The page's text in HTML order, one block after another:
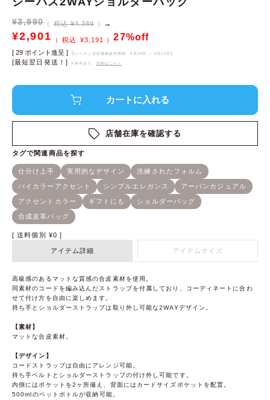
¥3,990 税込 ¥4,389 →
¥2,901 ¥3,191 27%off
[ 29 ポイント進呈 ] 【シーズン当初価格販売期間3月24日 ～ 6月22日 】
[最短翌日発送！] ※条件あり、 詳細はこちら
店舗在庫を確認する
送料個別 ¥0
アイテム詳細 アイテムサイズ
高級感のあるマットな質感の合皮素材を使用。
同素材のコードを編み込んだストラップを付属しており、コーディネートに合わ
せて付け方を自由に楽しめます。
持ち手とショルダーストラップは取り外し可能な2WAYデザイン。
【素材】
マットな合皮素材。
【デザイン】
コードストラップは自由にアレンジ可能。
持ち手ベルトとショルダーストラップの付け外し可能です。
内側にはポケットを2ヶ所備え、背面にはカードサイズポケットを配置。
500mlのペットボトルが収納可能。